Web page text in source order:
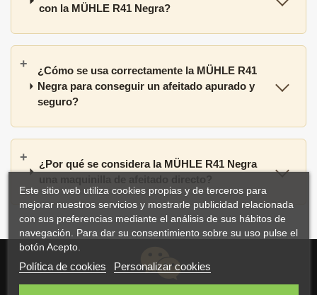
con la MÜHLE R41 Negra?
¿Cómo se usa correctamente la MÜHLE R41
Negra para conseguir un afeitado apurado y
seguro?
¿Por qué se considera la MÜHLE R41 Negra
Este sitio web utiliza cookies propias y de terceros para
mejorar nuestros servicios y mostrarle publicidad relacionada
con sus preferencias mediante el análisis de sus hábitos de
navegación. Para dar su consentimiento sobre su uso pulse el
botón Acepto.
Política de cookies Personalizar cookies